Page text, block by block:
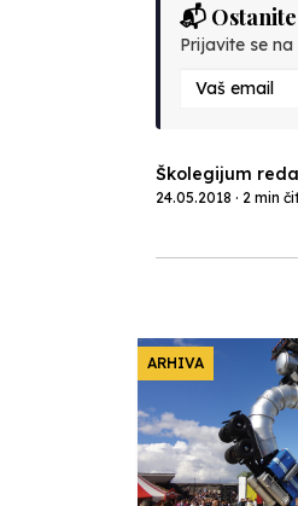
📬
Prijavite se
Školegijum
24.05.2018 · 2 min
ARHIVA